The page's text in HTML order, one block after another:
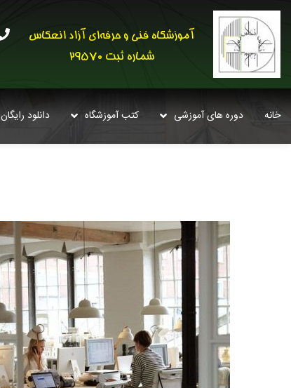
آموزشگاه فنی و حرفه‌ای آزاد انعکاس
شماره ثبت 29570
خانه دوره های آموزشی کتب آموزشگاه دانلود رایگان